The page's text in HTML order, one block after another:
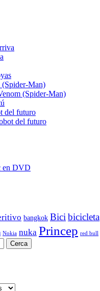
(Spider-Man)
(Spider-Man)
del futuro
del futuro
en DVD
bangkok Bici bicicleta
Nokia nuka Princep red bull